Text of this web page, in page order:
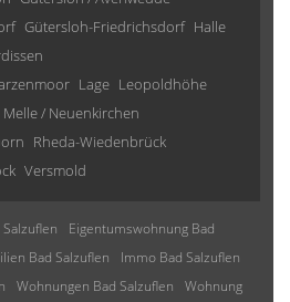
Gütersloh-Friedrichsdorf Halle
Lage Leopoldhöhe
Melle / Neuenkirchen
Rheda-Wiedenbrück
Versmold
Eigentumswohnung Bad
Bad Salzuflen
Immo Bad Salzuflen
Wohnungen Bad Salzuflen
Wohnung